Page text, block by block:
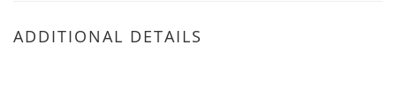
ADDITIONAL DETAILS